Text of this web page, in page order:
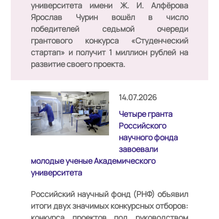
университета имени Ж. И. Алфёрова
Ярослав Чурин вошёл в число
победителей седьмой очереди
грантового конкурса «Студенческий
стартап» и получит 1 миллион рублей на
развитие своего проекта.
14.07.2026
Четыре гранта
Российского
научного фонда
завоевали
молодые ученые Академического
университета
Российский научный фонд (РНФ) объявил
итоги двух значимых конкурсных отборов: